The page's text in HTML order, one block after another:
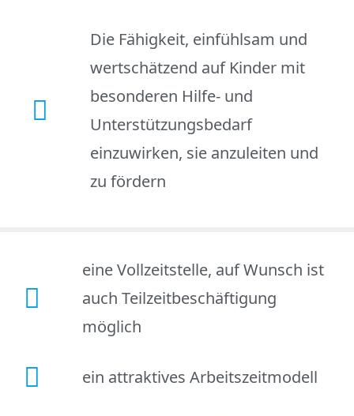
Die Fähigkeit, einfühlsam und
wertschätzend auf Kinder mit
besonderen Hilfe- und
Unterstützungsbedarf
einzuwirken, sie anzuleiten und
zu fördern
eine Vollzeitstelle, auf Wunsch ist
auch Teilzeitbeschäftigung
möglich
ein attraktives Arbeitszeitmodell